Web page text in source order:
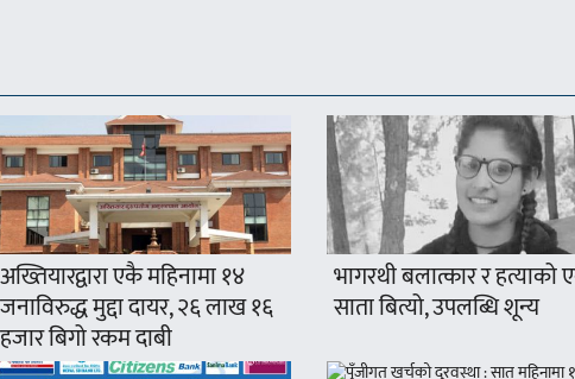
अख्तियारद्वारा एकै महिनामा १४
जनाविरुद्ध मुद्दा दायर, २६ लाख १६
हजार बिगो रकम दाबी
भागरथी बलात्कार र हत्याको
साता बित्यो, उपलब्धि शून्य